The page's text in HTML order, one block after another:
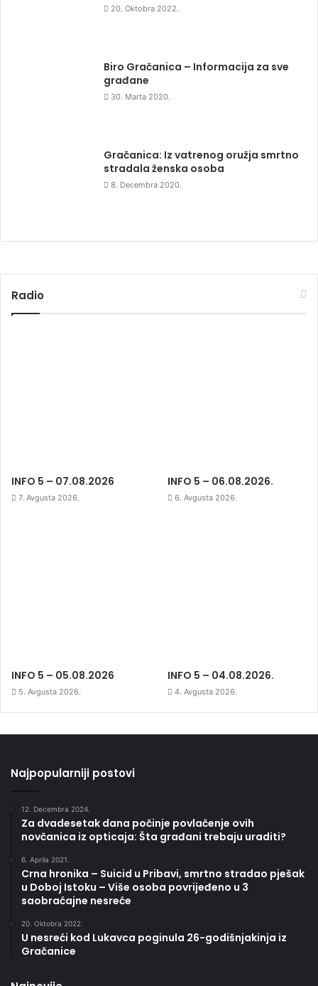
20. Oktobra 2022.
Biro Gračanica – Informacija za sve
građane
30. Marta 2020.
Gračanica: Iz vatrenog oružja smrtno
stradala ženska osoba
8. Decembra 2020.
Radio
INFO 5 – 07.08.2026
7. Avgusta 2026.
INFO 5 – 06.08.2026.
6. Avgusta 2026.
INFO 5 – 05.08.2026
5. Avgusta 2026.
INFO 5 – 04.08.2026.
4. Avgusta 2026.
Najpopularniji postovi
12. Decembra 2024.
Za dvadesetak dana počinje povlačenje ovih
novčanica iz opticaja: Šta građani trebaju uraditi?
6. Aprila 2021.
Crna hronika – Suicid u Pribavi, smrtno stradao pješak
u Doboj Istoku – Više osoba povrijeđeno u 3
saobraćajne nesreće
20. Oktobra 2022.
U nesreći kod Lukavca poginula 26-godišnjakinja iz
Gračanice